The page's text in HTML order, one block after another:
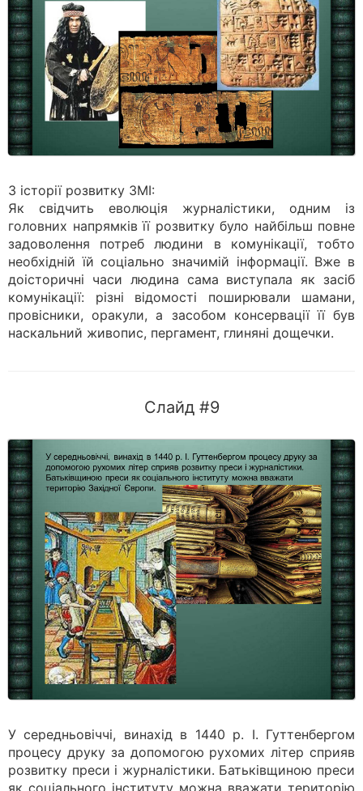
3 історії розвитку ЗМІ:
Як свідчить еволюція журналістики, одним із
головних напрямків її розвитку було найбільш повне
задоволення потреб людини в комунікації, тобто
необхідній їй соціально значимій інформації. Вже в
доісторичні часи людина сама виступала як засіб
комунікації: різні відомості поширювали шамани,
провісники, оракули, а засобом консервації її був
наскальний живопис, пергамент, глиняні дощечки.
Слайд #9
У середньовіччі, винахід в 1440 p. І. Гуттенбергом
процесу друку за допомогою рухомих літер сприяв
розвитку преси і журналістики. Батьківщиною преси
як соціального інституту можна вважати територію